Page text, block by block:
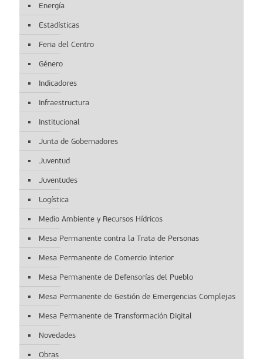
Energía
Estadísticas
Feria del Centro
Género
Indicadores
Infraestructura
Institucional
Junta de Gobernadores
Juventud
Juventudes
Logística
Medio Ambiente y Recursos Hídricos
Mesa Permanente contra la Trata de Personas
Mesa Permanente de Comercio Interior
Mesa Permanente de Defensorías del Pueblo
Mesa Permanente de Gestión de Emergencias Complejas
Mesa Permanente de Transformación Digital
Novedades
Obras